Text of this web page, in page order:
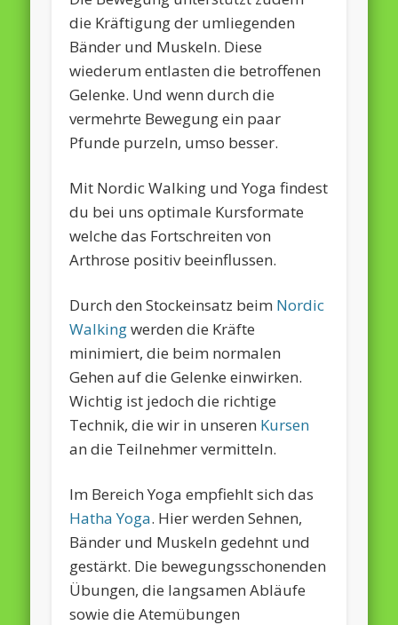
die Kräftigung der umliegenden
Bänder und Muskeln. Diese
wiederum entlasten die betroffenen
Gelenke. Und wenn durch die
vermehrte Bewegung ein paar
Pfunde purzeln, umso besser.
Mit Nordic Walking und Yoga findest
du bei uns optimale Kursformate
welche das Fortschreiten von
Arthrose positiv beeinflussen.
Durch den Stockeinsatz beim Nordic
Walkingwerden die Kräfte
minimiert, die beim normalen
Gehen auf die Gelenke einwirken.
Wichtig ist jedoch die richtige
Technik, die wir in unseren Kursen
an die Teilnehmer vermitteln.
Im Bereich Yoga empfiehlt sich das
Hatha Yoga. Hier werden Sehnen,
Bänder und Muskeln gedehnt und
gestärkt. Die bewegungsschonenden
Übungen, die langsamen Abläufe
sowie die Atemübungen